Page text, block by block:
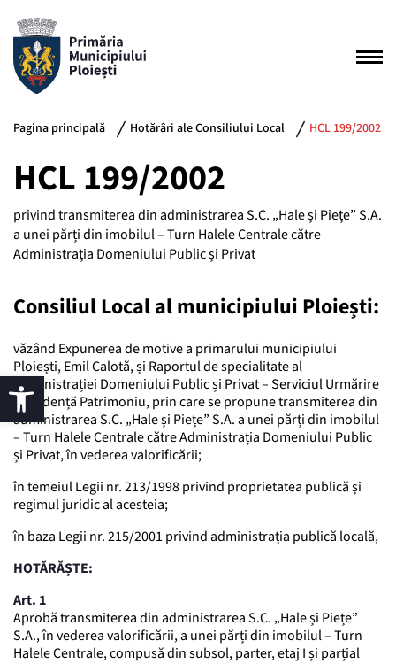
Pagina principală Hotărâri ale Consiliului Local HCL 199/2002
HCL 199/2002
privind transmiterea din administrarea S.C. „Hale și Piețe” S.A.
a unei părți din imobilul – Turn Halele Centrale către
Administrația Domeniului Public și Privat
Consiliul Local al municipiului Ploiești:
văzând Expunerea de motive a primarului municipiului
Ploiești, Emil Calotă, și Raportul de specialitate al
Administrației Domeniului Public și Privat – Serviciul Urmărire
și Evidență Patrimoniu, prin care se propune transmiterea din
administrarea S.C. „Hale și Piețe” S.A. a unei părți din imobilul
– Turn Halele Centrale către Administrația Domeniului Public
și Privat, în vederea valorificării;
în temeiul Legii nr. 213/1998 privind proprietatea publică și
regimul juridic al acesteia;
în baza Legii nr. 215/2001 privind administrația publică locală,
HOTĂRĂȘTE:
Art. 1
Aprobă transmiterea din administrarea S.C. „Hale și Piețe”
S.A., în vederea valorificării, a unei părți din imobilul – Turn
Halele Centrale, compusă din subsol, parter, etaj I și parțial